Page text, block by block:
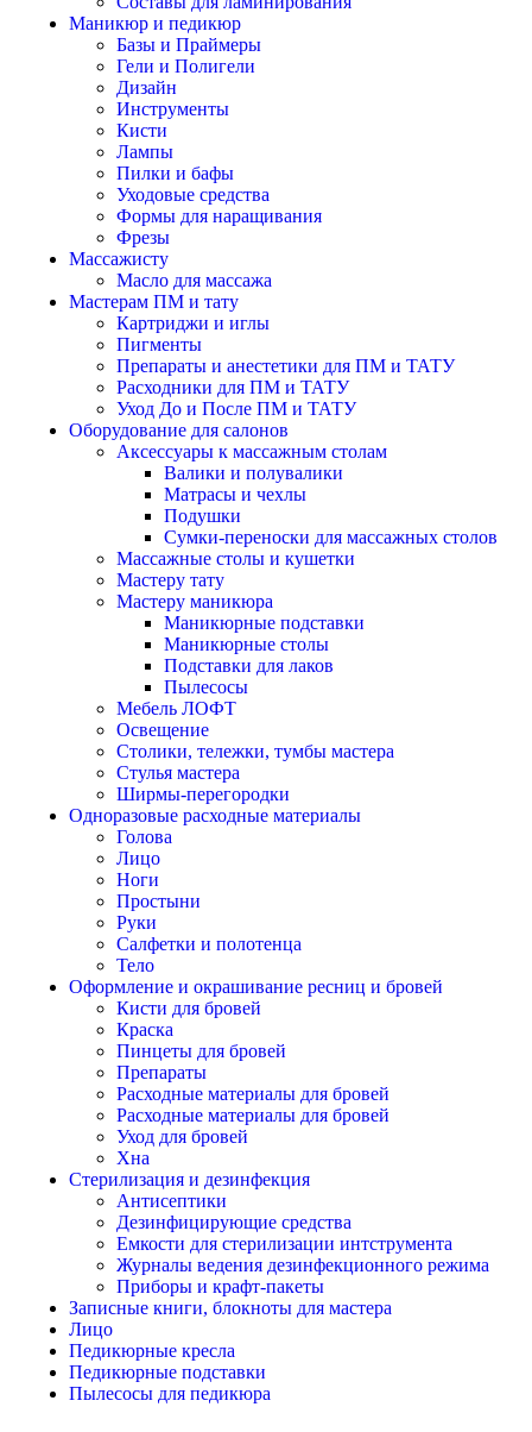
Маникюр и педикюр
Базы и Праймеры
Гели и Полигели
Дизайн
Инструменты
Кисти
Лампы
Пилки и бафы
Уходовые средства
Формы для наращивания
Фрезы
Массажисту
Масло для массажа
Мастерам ПМ и тату
Картриджи и иглы
Пигменты
Препараты и анестетики для ПМ и ТАТУ
Расходники для ПМ и ТАТУ
Уход До и После ПМ и ТАТУ
Оборудование для салонов
Аксессуары к массажным столам
Валики и полувалики
Матрасы и чехлы
Подушки
Сумки-переноски для массажных столов
Массажные столы и кушетки
Мастеру тату
Мастеру маникюра
Маникюрные подставки
Маникюрные столы
Подставки для лаков
Пылесосы
Мебель ЛОФТ
Освещение
Столики, тележки, тумбы мастера
Стулья мастера
Ширмы-перегородки
Одноразовые расходные материалы
Голова
Лицо
Ноги
Простыни
Руки
Салфетки и полотенца
Тело
Оформление и окрашивание ресниц и бровей
Кисти для бровей
Краска
Пинцеты для бровей
Препараты
Расходные материалы для бровей
Расходные материалы для бровей
Уход для бровей
Хна
Стерилизация и дезинфекция
Антисептики
Дезинфицирующие средства
Емкости для стерилизации интструмента
Журналы ведения дезинфекционного режима
Приборы и крафт-пакеты
Записные книги, блокноты для мастера
Лицо
Педикюрные кресла
Педикюрные подставки
Пылесосы для педикюра